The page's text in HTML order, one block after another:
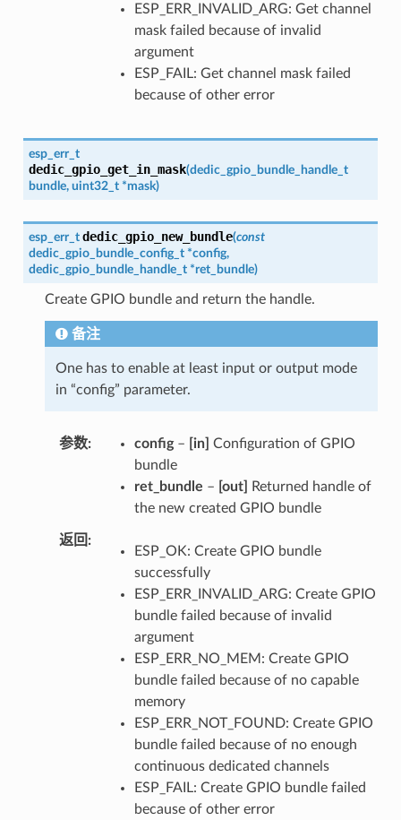
ESP_ERR_INVALID_ARG: Get channel
mask failed because of invalid
argument
ESP_FAIL: Get channel mask failed
because of other error
esp_err_t
dedic_gpio_get_in_mask(dedic_gpio_bundle_handle_t
bundle, uint32_t *mask)
esp_err_t dedic_gpio_new_bundle(const
dedic_gpio_bundle_config_t *config,
dedic_gpio_bundle_handle_t *ret_bundle)
Create GPIO bundle and return the handle.
备注
One has to enable at least input or output mode
in “config” parameter.
参数 config– [in] Configuration of GPIO
bundle
ret_bundle – [out]
Returned handle of
the new created GPIO bundle
返回
ESP_OK: Create GPIO bundle
successfully
ESP_ERR_INVALID_ARG: Create GPIO
bundle failed because of invalid
argument
ESP_ERR_NO_MEM: Create GPIO
bundle failed because of no capable
memory
ESP_ERR_NOT_FOUND: Create GPIO
bundle failed because of no enough
continuous dedicated channels
ESP_FAIL: Create GPIO bundle failed
because of other error